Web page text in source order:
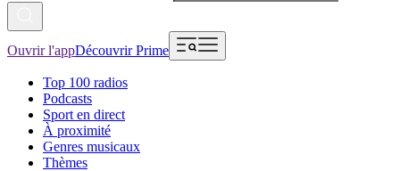
Ouvrir l'appDécouvrir Prime
Top 100 radios
Podcasts
Sport en direct
À proximité
Genres musicaux
Thèmes